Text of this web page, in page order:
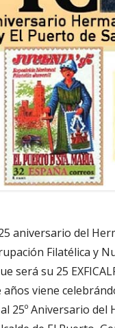
aniversario del
Filatélica y
será su 25
viene
25º Aniversario